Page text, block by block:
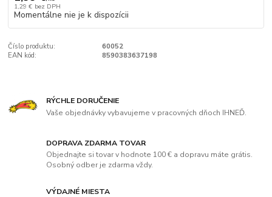
1,29 € bez DPH
Momentálne nie je k dispozícii
Číslo produktu:
60052
EAN kód:
8590383637198
RÝCHLE DORUČENIE
Vaše objednávky vybavujeme v pracovných dňoch IHNEĎ.
DOPRAVA ZDARMA TOVAR
Objednajte si tovar v hodnote 100 € a dopravu máte grátis.
Osobný odber je zdarma vždy.
VÝDAJNÉ MIESTA